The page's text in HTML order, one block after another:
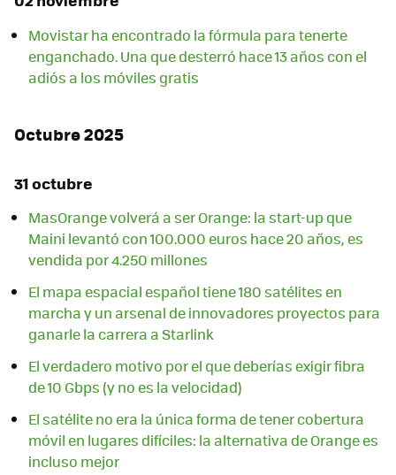
Movistar ha encontrado la fórmula para tenerte
enganchado. Una que desterró hace 13 años con el
adiós a los móviles gratis
Octubre 2025
31 octubre
MasOrange volverá a ser Orange: la start-up que
Maini levantó con 100.000 euros hace 20 años, es
vendida por 4.250 millones
El mapa espacial español tiene 180 satélites en
marcha y un arsenal de innovadores proyectos para
ganarle la carrera a Starlink
El verdadero motivo por el que deberías exigir fibra
de 10 Gbps (y no es la velocidad)
El satélite no era la única forma de tener cobertura
móvil en lugares difíciles: la alternativa de Orange es
incluso mejor